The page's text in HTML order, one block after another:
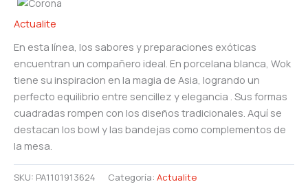
Actualite
En esta línea, los sabores y preparaciones exóticas
encuentran un compañero ideal. En porcelana blanca, Wok
tiene su inspiracion en la magia de Asia, logrando un
perfecto equilibrio entre sencillez y elegancia . Sus formas
cuadradas rompen con los diseños tradicionales. Aquí se
destacan los bowl y las bandejas como complementos de
la mesa.
SKU: PA1101913624 Categoría: Actualite